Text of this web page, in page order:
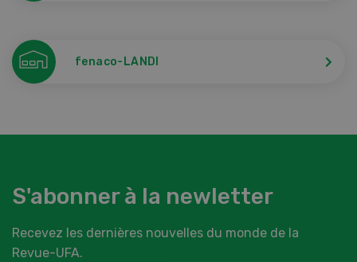
fenaco-LANDI
S'abonner à la newletter
Recevez les dernières nouvelles du monde de la
Revue-UFA.